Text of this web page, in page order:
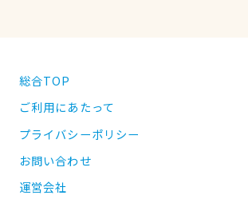
総合TOP
ご利用にあたって
プライバシーポリシー
お問い合わせ
運営会社